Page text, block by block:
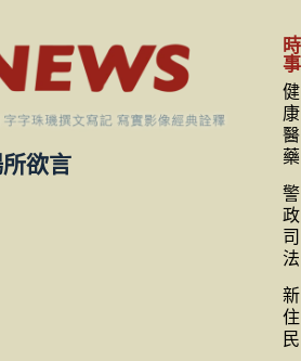
欲言
時
事
健
康
醫
藥
警
政
司
法
新
住
民